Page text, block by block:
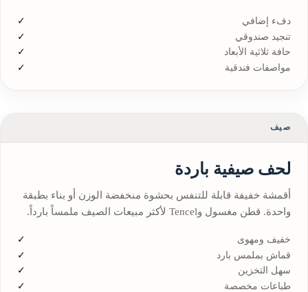
دفء إضافي
تنجيد صندوقي
حافة ثلاثية الأبعاد
مواصفات فندقية
صيف
لحف صيفية باردة
أقمشة خفيفة قابلة للتنفس بحشوة منخفضة الوزن أو بناء بطبقة
واحدة. قطن مغسول وTencel لأكثر مبيعات الصيف ملمساً بارداً.
خفيف ومهوى
قماش بملمس بارد
سهل التخزين
طباعات مخصصة